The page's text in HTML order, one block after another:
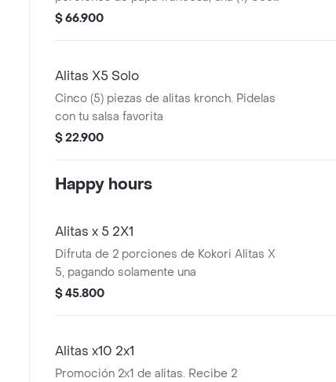
cola 1.5 lt,1 opción salsa alitas y 2 und de
$ 66.900
Alitas X5 Solo
Cinco (5) piezas de alitas kronch. Pidelas
con tu salsa favorita
$ 22.900
Happy hours
Alitas x 5 2X1
Difruta de 2 porciones de Kokori Alitas X
5, pagando solamente una
$ 45.800
Alitas x10 2x1
Promoción 2x1 de alitas. Recibe 2